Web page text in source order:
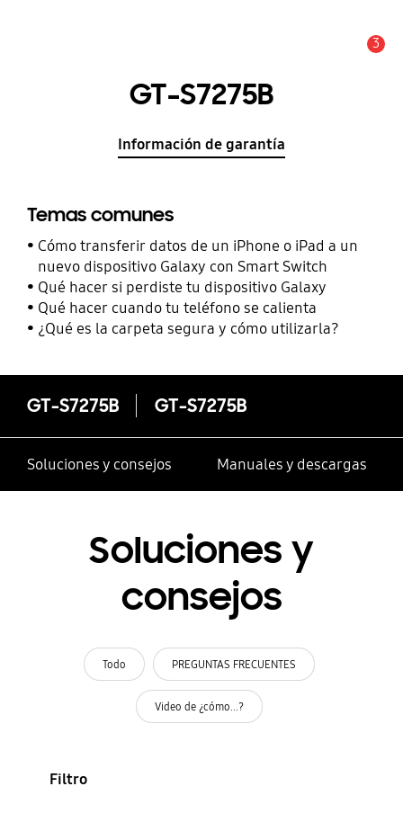
3
GT-S7275B
Información de garantía
Temas comunes
Cómo transferir datos de un iPhone o iPad a un
nuevo dispositivo Galaxy con Smart Switch
Qué hacer si perdiste tu dispositivo Galaxy
Qué hacer cuando tu teléfono se calienta
¿Qué es la carpeta segura y cómo utilizarla?
GT-S7275B GT-S7275B
Soluciones y consejos Manuales y descargas
Soluciones y
consejos
Todo PREGUNTAS FRECUENTES
Video de ¿cómo...?
Filtro